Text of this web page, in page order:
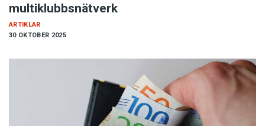
multiklubbsnätverk
30 OKTOBER 2025
ARTIKLAR